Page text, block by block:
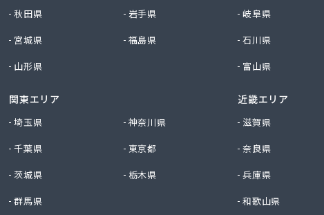
秋田県
岩手県
宮城県
福島県
山形県
関東エリア
埼玉県
神奈川県
千葉県
東京都
茨城県
栃木県
群馬県
岐阜県
石川県
富山県
近畿エリア
滋賀県
奈良県
兵庫県
和歌山県